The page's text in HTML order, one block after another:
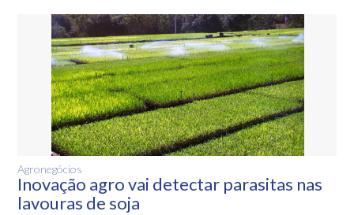
Agronegócios
Inovação agro vai detectar parasitas nas
lavouras de soja